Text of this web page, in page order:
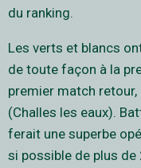
du ranking.
Les verts et blancs
de toute façon à la
premier match
(Challes les eaux).
ferait une superbe
si possible de plus de